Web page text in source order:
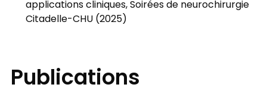
applications cliniques, Soirées de neurochirurgie
Citadelle-CHU (2025)
Publications